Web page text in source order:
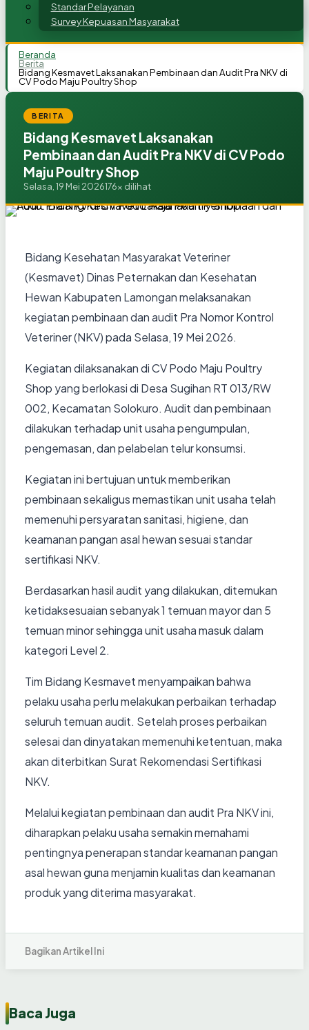
Standar Pelayanan
Survey Kepuasan Masyarakat
Beranda
Berita
Bidang Kesmavet Laksanakan Pembinaan dan Audit Pra NKV di
CV Podo Maju Poultry Shop
BERITA
Bidang Kesmavet Laksanakan
Pembinaan dan Audit Pra NKV di CV Podo
Maju Poultry Shop
Selasa, 19 Mei 2026176x dilihat
Bidang Kesehatan Masyarakat Veteriner
(Kesmavet) Dinas Peternakan dan Kesehatan
Hewan Kabupaten Lamongan melaksanakan
kegiatan pembinaan dan audit Pra Nomor Kontrol
Veteriner (NKV) pada Selasa, 19 Mei 2026.
Kegiatan dilaksanakan di CV Podo Maju Poultry
Shop yang berlokasi di Desa Sugihan RT 013/RW
002, Kecamatan Solokuro. Audit dan pembinaan
dilakukan terhadap unit usaha pengumpulan,
pengemasan, dan pelabelan telur konsumsi.
Kegiatan ini bertujuan untuk memberikan
pembinaan sekaligus memastikan unit usaha telah
memenuhi persyaratan sanitasi, higiene, dan
keamanan pangan asal hewan sesuai standar
sertifikasi NKV.
Berdasarkan hasil audit yang dilakukan, ditemukan
ketidaksesuaian sebanyak 1 temuan mayor dan 5
temuan minor sehingga unit usaha masuk dalam
kategori Level 2.
Tim Bidang Kesmavet menyampaikan bahwa
pelaku usaha perlu melakukan perbaikan terhadap
seluruh temuan audit. Setelah proses perbaikan
selesai dan dinyatakan memenuhi ketentuan, maka
akan diterbitkan Surat Rekomendasi Sertifikasi
NKV.
Melalui kegiatan pembinaan dan audit Pra NKV ini,
diharapkan pelaku usaha semakin memahami
pentingnya penerapan standar keamanan pangan
asal hewan guna menjamin kualitas dan keamanan
produk yang diterima masyarakat.
Bagikan Artikel Ini
Baca Juga